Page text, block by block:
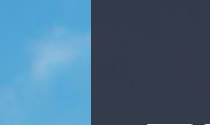
TEKNOLOJİ